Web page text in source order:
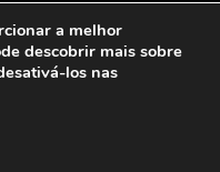
0001-60- Todos direitos
a melhor
descobrir mais sobre
los nas